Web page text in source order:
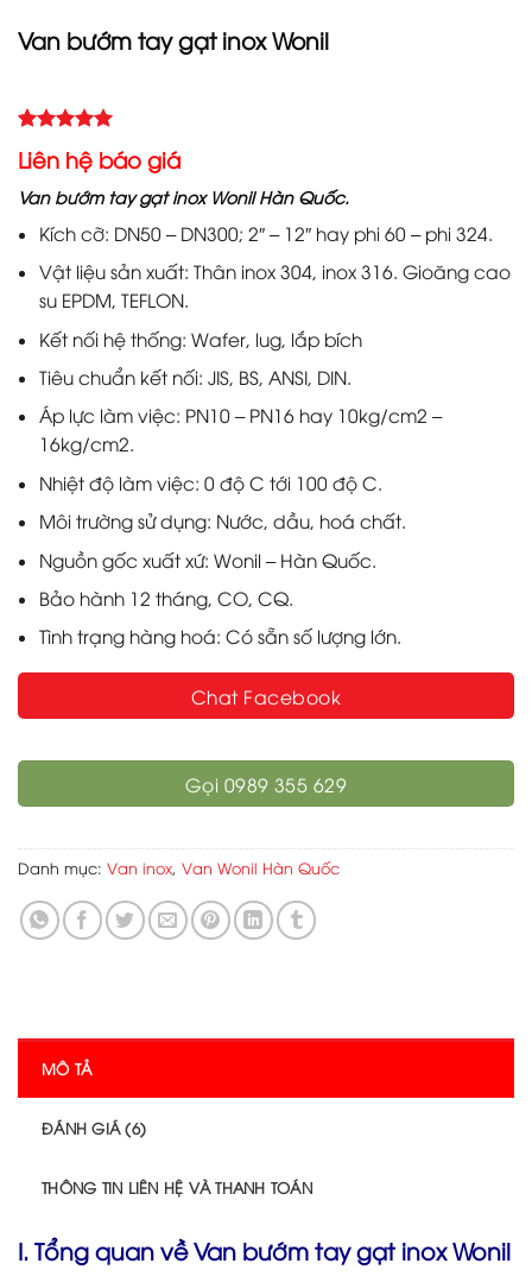
Van bướm tay gạt inox Wonil
5.00
dựa trên
Liên hệ báo giá
Van bướm tay gạt inox Wonil Hàn Quốc.
Kích cỡ: DN50 – DN300; 2″ – 12″ hay phi 60 – phi 324.
Vật liệu sản xuất: Thân inox 304, inox 316. Gioăng cao
su EPDM, TEFLON.
Kết nối hệ thống: Wafer, lug, lắp bích
Tiêu chuẩn kết nối: JIS, BS, ANSI, DIN.
Áp lực làm việc: PN10 – PN16 hay 10kg/cm2 –
16kg/cm2.
Nhiệt độ làm việc: 0 độ C tới 100 độ C.
Môi trường sử dụng: Nước, dầu, hoá chất.
Nguồn gốc xuất xứ: Wonil – Hàn Quốc.
Bảo hành 12 tháng, CO, CQ.
Tình trạng hàng hoá: Có sẵn số lượng lớn.
Chat Facebook
Gọi 0989 355 629
Danh mục: Van inox, Van Wonil Hàn Quốc
MÔ TẢ
ĐÁNH GIÁ (6)
THÔNG TIN LIÊN HỆ VÀ THANH TOÁN
I. Tổng quan về Van bướm tay gạt inox Wonil